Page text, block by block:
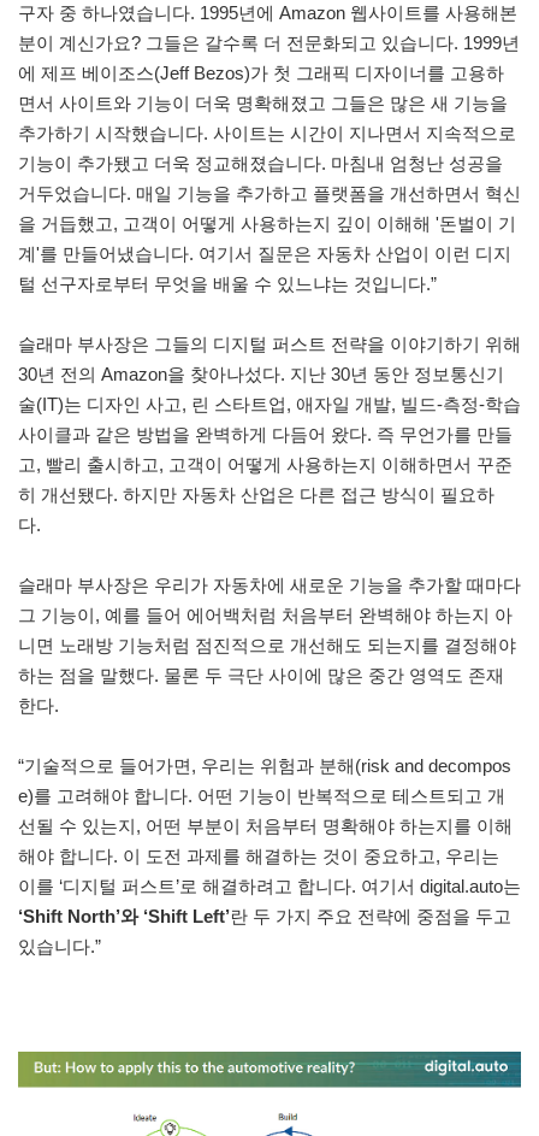
구자 중 하나였습니다. 1995년에 Amazon 웹사이트를 사용해본
분이 계신가요? 그들은 갈수록 더 전문화되고 있습니다. 1999년
에 제프 베이조스(Jeff Bezos)가 첫 그래픽 디자이너를 고용하
면서 사이트와 기능이 더욱 명확해졌고 그들은 많은 새 기능을
추가하기 시작했습니다. 사이트는 시간이 지나면서 지속적으로
기능이 추가됐고 더욱 정교해졌습니다. 마침내 엄청난 성공을
거두었습니다. 매일 기능을 추가하고 플랫폼을 개선하면서 혁신
을 거듭했고, 고객이 어떻게 사용하는지 깊이 이해해 '돈벌이 기
계'를 만들어냈습니다. 여기서 질문은 자동차 산업이 이런 디지
털 선구자로부터 무엇을 배울 수 있느냐는 것입니다.”
슬래마 부사장은 그들의 디지털 퍼스트 전략을 이야기하기 위해
30년 전의 Amazon을 찾아나섰다. 지난 30년 동안 정보통신기
술(IT)는 디자인 사고, 린 스타트업, 애자일 개발, 빌드-측정-학습
사이클과 같은 방법을 완벽하게 다듬어 왔다. 즉 무언가를 만들
고, 빨리 출시하고, 고객이 어떻게 사용하는지 이해하면서 꾸준
히 개선됐다. 하지만 자동차 산업은 다른 접근 방식이 필요하
다.
슬래마 부사장은 우리가 자동차에 새로운 기능을 추가할 때마다
그 기능이, 예를 들어 에어백처럼 처음부터 완벽해야 하는지 아
니면 노래방 기능처럼 점진적으로 개선해도 되는지를 결정해야
하는 점을 말했다. 물론 두 극단 사이에 많은 중간 영역도 존재
한다.
“기술적으로 들어가면, 우리는 위험과 분해(risk and decompos
e)를 고려해야 합니다. 어떤 기능이 반복적으로 테스트되고 개
선될 수 있는지, 어떤 부분이 처음부터 명확해야 하는지를 이해
해야 합니다. 이 도전 과제를 해결하는 것이 중요하고, 우리는
이를 ‘디지털 퍼스트’로 해결하려고 합니다. 여기서 digital.auto는
‘Shift North’와 ‘Shift Left’란 두 가지 주요 전략에 중점을 두고
있습니다.”